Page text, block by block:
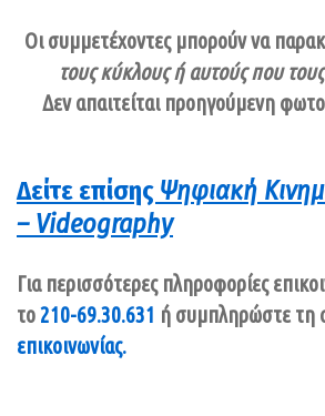
Οι συμμετέχοντες μπορούν να
τους κύκλους ή αυτούς που
Δεν απαιτείται προηγούμενη
Δείτε επίσης Ψηφιακή
– Videography
Για περισσότερες πληροφορίες
το210-69.30.631 ή συμπληρώστε τη
επικοινωνίας.